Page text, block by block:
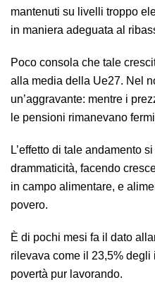
mantenuti su livelli troppo
in maniera adeguata al
Poco consola che tale
alla media della Ue27. Nel
un’aggravante: mentre i
le pensioni rimanevano
L’effetto di tale andamento
drammaticità, facendo
in campo alimentare, e
povero.
È di pochi mesi fa il dato
rilevava come il 23,5%
povertà pur lavorando.